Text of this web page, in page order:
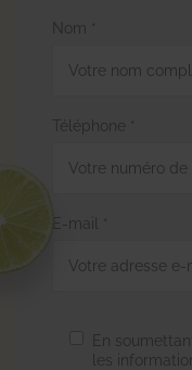
Nom *
Téléphone *
E-mail *
En
les